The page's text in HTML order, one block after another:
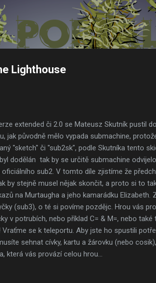
na hlavní obsah
Lighthouse
extended či 2.0 se Mateusz Skutník pustil
jak původně mělo vypada submachine,
"sketch" či "sub2sk", podle Skutníka tento
dodělán tak by se určitě submachine
sub2. V tomto díle zjistíme že
by stejně musel nějak skončit, a proto si to
na Murtaugha a jeho kamarádku Elizabeth.
(sub3), o té si povíme pozdějc. Hrou vás
v potrubích, nebo příklad C= & M=, nebo také
se k teleportu. Aby jste ho spustili
sehnat cívky, kartu a žárovku (nebo
vás provází celou hrou...